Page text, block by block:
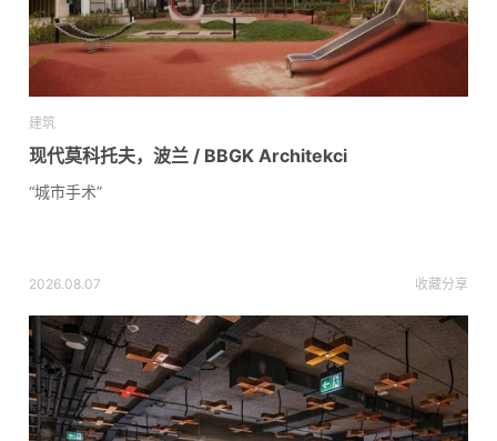
建筑
现代莫科托夫，波兰 / BBGK Architekci
“城市手术”
2026.08.07 收藏分享